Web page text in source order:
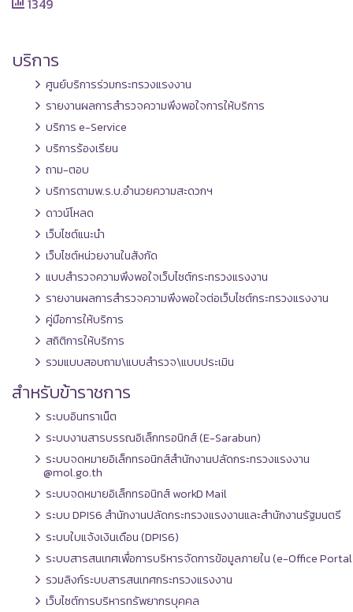
1349
บริการ
ศูนย์บริการร่วมกระทรวงแรงงาน
รายงานผลการสำรวจความพึงพอใจการให้บริการ
บริการ e-Service
บริการร้องเรียน
ถาม-ตอบ
บริการตามพ.ร.บ.อำนวยความสะดวกฯ
ดาวน์โหลด
เว็บไซต์แนะนำ
เว็บไซต์หน่วยงานในสังกัด
แบบสำรวจความพึงพอใจเว็บไซต์กระทรวงแรงงาน
รายงานผลการสำรวจความพึงพอใจต่อเว็บไซต์กระทรวงแรงงาน
คู่มือการให้บริการ
สถิติการให้บริการ
รวมแบบสอบถาม\แบบสำรวจ\แบบประเมิน
สำหรับข้าราชการ
ระบบอินทราเน็ต
ระบบงานสารบรรณอิเล็กทรอนิกส์ (E-Sarabun)
ระบบจดหมายอิเล็กทรอนิกส์สำนักงานปลัดกระทรวงแรงงาน
@mol.go.th
ระบบจดหมายอิเล็กทรอนิกส์ workD Mail
ระบบ DPIS6 สำนักงานปลัดกระทรวงแรงงานและสำนักงานรัฐมนตรี
ระบบใบแจ้งเงินเดือน (DPIS6)
ระบบสารสนเทศเพื่อการบริหารจัดการข้อมูลภายใน (e-Office
รวมลิงก์ระบบสารสนเทศกระทรวงแรงงาน
เว็บไซต์การบริหารทรัพยากรบุคคล